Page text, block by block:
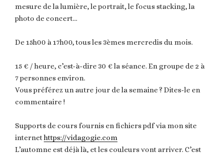
mesure de la lumière, le portrait, le focus stacking, la
photo de concert…
De 15h00 à 17h00, tous les 3èmes mercredis du mois.
15 € / heure, c’est-à-dire 30 € la séance. En groupe de 2 à
7 personnes environ.
Vous préférez un autre jour de la semaine ? Dites-le en
commentaire !
Supports de cours fournis en fichiers pdf via mon site
internethttps://vidagogie.com
L’automne est déjà là, et les couleurs vont arriver. C’est